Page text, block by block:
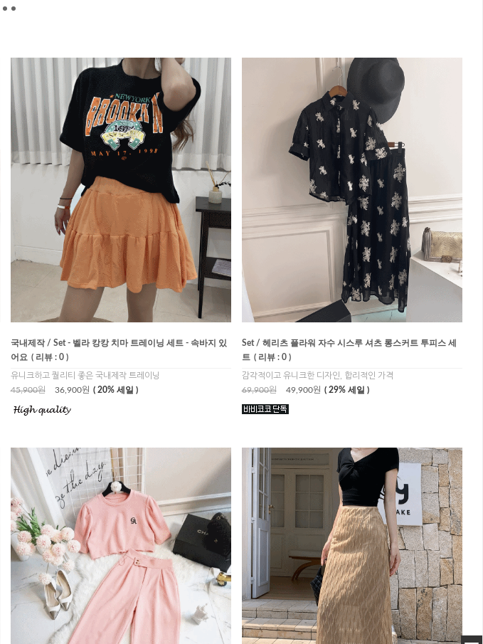
국내제작 / Set - 벨라 캉캉 치마 트레이닝 세트 - 속바지 있
어요 ( 리뷰 : 0 )
유니크하고 퀄리티 좋은 국내제작 트레이닝
45,900원
36,900원 ( 20% 세일 )
Set / 헤리츠 플라워 자수 시스루 셔츠 롱스커트 투피스 세
트 ( 리뷰 : 0 )
감각적이고 유니크한 디자인, 합리적인 가격
69,900원
49,900원 ( 29% 세일 )